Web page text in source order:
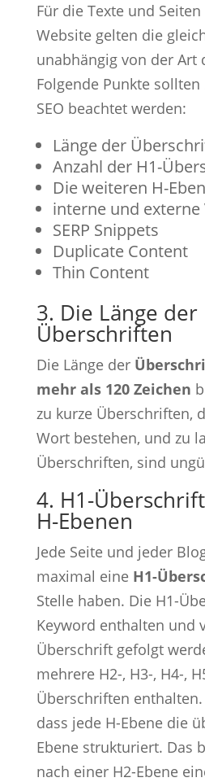
Für die Texte und
Website gelten die
unabhängig von der Art
Folgende Punkte
SEO beachtet werden:
Länge der
Anzahl der H1-
Die weiteren H-
interne und
SERP Snippets
Duplicate Content
Thin Content
3. Die Länge der
Überschriften
Die Länge der
mehr als 120 Zeichen
zu kurze Überschriften,
Wort bestehen, und zu
Überschriften, sind
4. H1-
H-Ebenen
Jede Seite und jeder
maximal eine H1-
Stelle haben. Die H1-
Keyword enthalten und
Überschrift gefolgt
mehrere H2-, H3-, H4-,
Überschriften
dass jede H-Ebene die
Ebene strukturiert. Das
nach einer H2-Ebene